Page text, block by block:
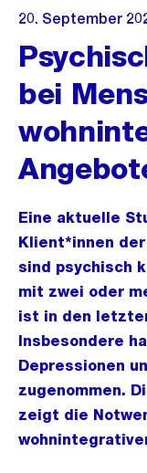
20. September
bei
Eine aktuelle
Klient*innen
sind psychisch
mit zwei oder
ist in den
Insbesondere
Depressionen
zugenommen.
zeigt die